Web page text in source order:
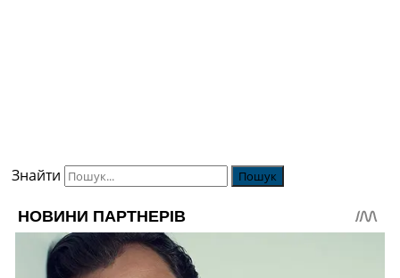
Знайти